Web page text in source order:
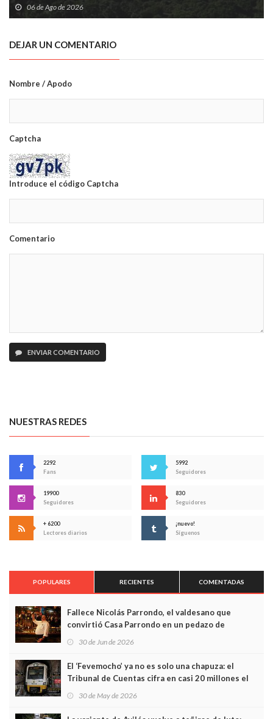
06 de Ago de 2026
DEJAR UN COMENTARIO
Nombre / Apodo
Captcha
Introduce el código Captcha
Comentario
ENVIAR COMENTARIO
NUESTRAS REDES
2292
Fans
5992
Seguidores
19900
Seguidores
830
Seguidores
+ 6200
Lectores diarios
¡nuevo!
Síguenos
POPULARES RECIENTES COMENTADAS
Fallece Nicolás Parrondo, el valdesano que
convirtió Casa Parrondo en un pedazo de
Asturias en Madrid
30 de Jun de 2026
El ‘Fevemocho’ ya no es solo una chapuza: el
Tribunal de Cuentas cifra en casi 20 millones el
sobrecoste de los trenes que no cabían por los
30 de May de 2026